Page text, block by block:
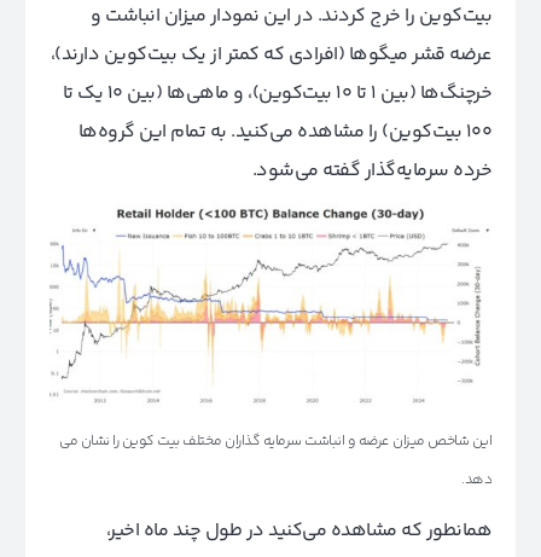
بیت‌کوین را خرج کردند. در این نمودار میزان انباشت و
عرضه قشر میگوها (افرادی که کمتر از یک بیت‌کوین دارند)،
خرچنگ‌ها (بین ۱ تا ۱۰ بیت‌کوین)، و ماهی‌ها (بین ۱۰ یک تا
۱۰۰ بیت‌کوین) را مشاهده می‌کنید. به تمام این گروه‌ها
خرده‌ سرمایه‌گذار گفته می‌شود.
این شاخص میزان عرضه و انباشت سرمایه گذاران مختلف بیت کوین را نشان می
دهد.
همانطور که مشاهده می‌کنید در طول چند ماه اخیر،